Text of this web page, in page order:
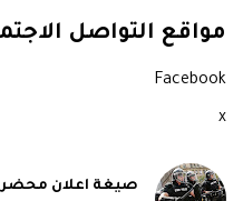
مواقع التواصل
Facebook
x
صيغة اعلان